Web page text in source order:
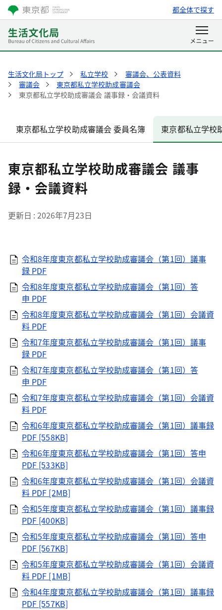
都全体で探す
生活文化局トップ 私立学校
審議会、公表資料
審議会
東京都私立学校助成審議会
東京都私立学校助成審議会 議事録・会議資料
東京都私立学校助成審議会 委員名簿 東京都私立学校
東京都私立学校助成審議会 議事
録・会議資料
更新日 2026年7月23日
令和8年度東京都私立学校助成審議会（第1回）議事
録 PDF
令和8年度東京都私立学校助成審議会（第1回）答
申 PDF
令和8年度東京都私立学校助成審議会（第1回）会議資
料 PDF
令和7年度東京都私立学校助成審議会（第1回）議事
録 PDF
令和7年度東京都私立学校助成審議会（第1回）答
申 PDF
令和7年度東京都私立学校助成審議会（第1回）会議資
料 PDF
令和6年度東京都私立学校助成審議会（第1回）議事録
PDF [558KB]
令和6年度東京都私立学校助成審議会（第1回）答申
PDF [533KB]
令和6年度東京都私立学校助成審議会（第1回）会議資
料 PDF [2MB]
令和5年度東京都私立学校助成審議会（第1回）議事録
PDF [400KB]
令和5年度東京都私立学校助成審議会（第1回）答申
PDF [567KB]
令和5年度東京都私立学校助成審議会（第1回）会議資
料 PDF [1MB]
令和4年度東京都私立学校助成審議会（第1回）議事録
PDF [557KB]